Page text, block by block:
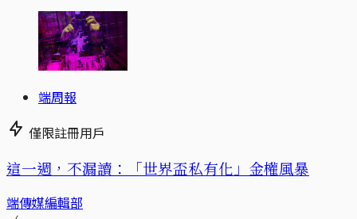
端周報
僅限註冊用戶
這一週，不漏讀：「世界盃私有化」金權風暴
端傳媒編輯部